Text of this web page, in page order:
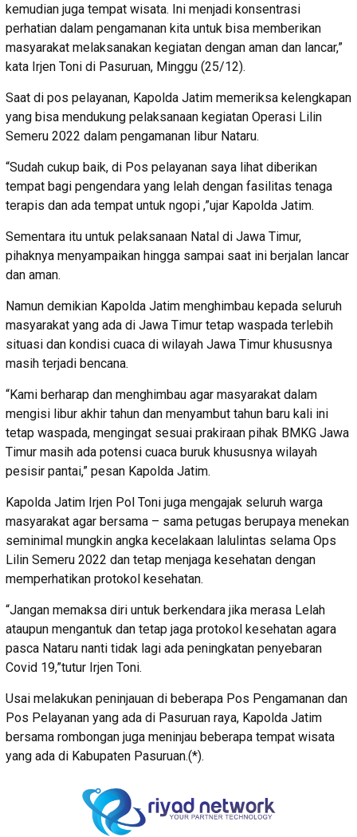
kemudian juga tempat wisata. Ini menjadi konsentrasi
perhatian dalam pengamanan kita untuk bisa memberikan
masyarakat melaksanakan kegiatan dengan aman dan lancar,”
kata Irjen Toni di Pasuruan, Minggu (25/12).
Saat di pos pelayanan, Kapolda Jatim memeriksa kelengkapan
yang bisa mendukung pelaksanaan kegiatan Operasi Lilin
Semeru 2022 dalam pengamanan libur Nataru.
“Sudah cukup baik, di Pos pelayanan saya lihat diberikan
tempat bagi pengendara yang lelah dengan fasilitas tenaga
terapis dan ada tempat untuk ngopi ,”ujar Kapolda Jatim.
Sementara itu untuk pelaksanaan Natal di Jawa Timur,
pihaknya menyampaikan hingga sampai saat ini berjalan lancar
dan aman.
Namun demikian Kapolda Jatim menghimbau kepada seluruh
masyarakat yang ada di Jawa Timur tetap waspada terlebih
situasi dan kondisi cuaca di wilayah Jawa Timur khususnya
masih terjadi bencana.
“Kami berharap dan menghimbau agar masyarakat dalam
mengisi libur akhir tahun dan menyambut tahun baru kali ini
tetap waspada, mengingat sesuai prakiraan pihak BMKG Jawa
Timur masih ada potensi cuaca buruk khususnya wilayah
pesisir pantai,” pesan Kapolda Jatim.
Kapolda Jatim Irjen Pol Toni juga mengajak seluruh warga
masyarakat agar bersama – sama petugas berupaya menekan
seminimal mungkin angka kecelakaan lalulintas selama Ops
Lilin Semeru 2022 dan tetap menjaga kesehatan dengan
memperhatikan protokol kesehatan.
“Jangan memaksa diri untuk berkendara jika merasa Lelah
ataupun mengantuk dan tetap jaga protokol kesehatan agara
pasca Nataru nanti tidak lagi ada peningkatan penyebaran
Covid 19,”tutur Irjen Toni.
Usai melakukan peninjauan di beberapa Pos Pengamanan dan
Pos Pelayanan yang ada di Pasuruan raya, Kapolda Jatim
bersama rombongan juga meninjau beberapa tempat wisata
yang ada di Kabupaten Pasuruan.(*).